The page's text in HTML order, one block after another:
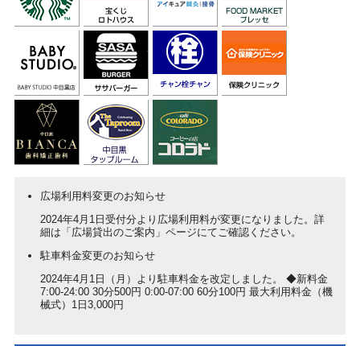
広場利用料変更のお知らせ
2024年4月1日受付分より広場利用料が変更になりました。詳
細は「広場貸出のご案内」ページにてご確認ください。
駐車料金変更のお知らせ
2024年4月1日（月）より駐車料金を改定しました。 ◆新料金
7:00-24:00 30分500円 0:00-07:00 60分100円 最大利用料金（機
械式）1日3,000円